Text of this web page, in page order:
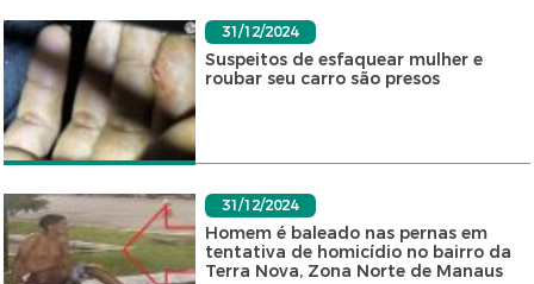
31/12/2024
Suspeitos de esfaquear mulher e
roubar seu carro são presos
31/12/2024
Homem é baleado nas pernas em
tentativa de homicídio no bairro da
Terra Nova, Zona Norte de Manaus